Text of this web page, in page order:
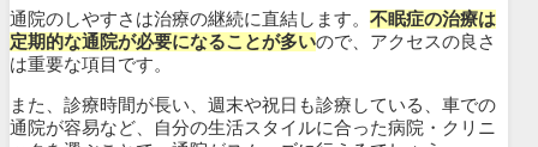
通院のしやすさは治療の継続に直結します。 不眠症の治療は
定期的な通院が必要になることが多いので、アクセスの良さ
は重要な項目です。
また、診療時間が長い、週末や祝日も診療している、車での
通院が容易など、自分の生活スタイルに合った病院・クリニ